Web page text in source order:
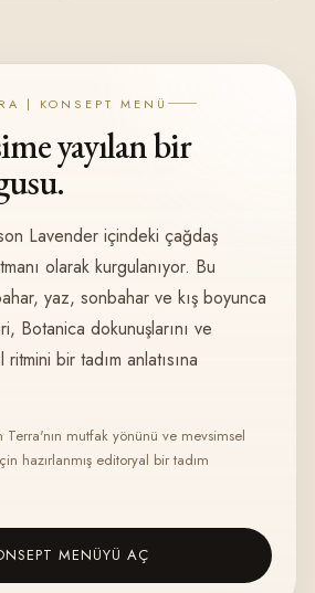
| KONSEPT MENÜ
yayılan bir
Lavender içindeki çağdaş
olarak kurgulanıyor. Bu
yaz, sonbahar ve kış boyunca
Botanica dokunuşlarını ve
bir tadım anlatısına
Terra'nın mutfak yönünü ve mevsimsel
hazırlanmış editoryal bir tadım
MENÜYÜ AÇ